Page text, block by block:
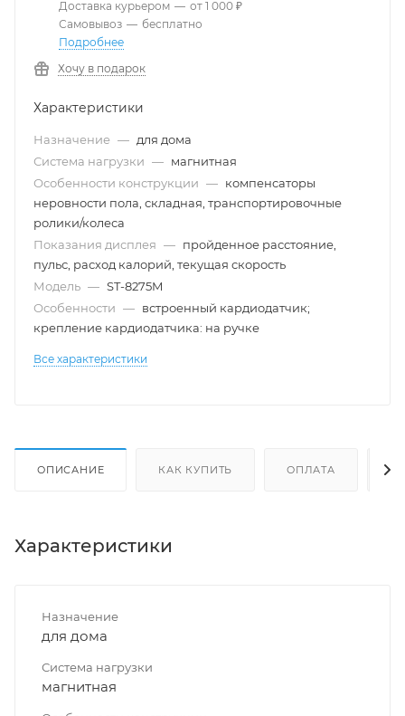
Доставка курьером — от 1 000 ₽
Самовывоз — бесплатно
Подробнее
Хочу в подарок
Характеристики
Назначение — для дома
Система нагрузки — магнитная
Особенности конструкции — компенсаторы
неровности пола, складная, транспортировочные
ролики/колеса
Показания дисплея — пройденное расстояние,
пульс, расход калорий, текущая скорость
Модель — ST-8275M
Особенности — встроенный кардиодатчик;
крепление кардиодатчика: на ручке
Все характеристики
ОПИСАНИЕ КАК КУПИТЬ ОПЛАТА
Характеристики
Назначение
для дома
Система нагрузки
магнитная